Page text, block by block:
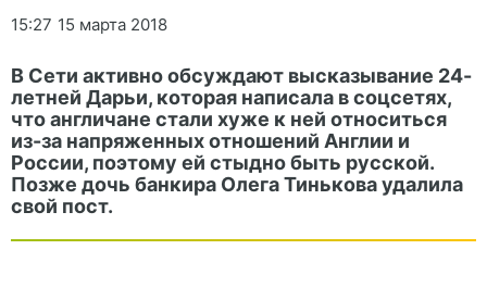
15:27 15 марта 2018
В Сети активно обсуждают высказывание 24-
летней Дарьи, которая написала в соцсетях,
что англичане стали хуже к ней относиться
из-за напряженных отношений Англии и
России, поэтому ей стыдно быть русской.
Позже дочь банкира Олега Тинькова удалила
свой пост.